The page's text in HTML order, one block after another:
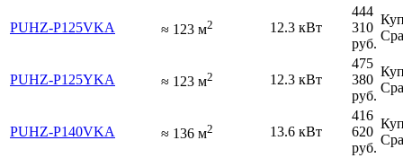
PUHZ-P125VKA ≈ 123 м2 12.3 кВт
444
310
руб.
PUHZ-P125YKA ≈ 123 м2 12.3 кВт
475
380
руб.
PUHZ-P140VKA ≈ 136 м2 13.6 кВт
416
620
руб.